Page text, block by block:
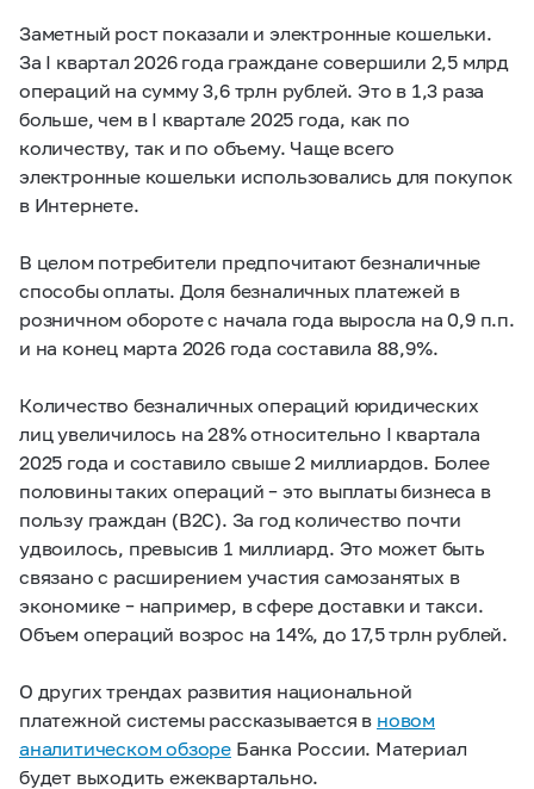
Заметный рост показали и электронные кошельки.
За I квартал 2026 года граждане совершили 2,5 млрд
операций на сумму 3,6 трлн рублей. Это в 1,3 раза
больше, чем в I квартале 2025 года, как по
количеству, так и по объему. Чаще всего
электронные кошельки использовались для покупок
в Интернете.
В целом потребители предпочитают безналичные
способы оплаты. Доля безналичных платежей в
розничном обороте с начала года выросла на 0,9 п.п.
и на конец марта 2026 года составила 88,9%.
Количество безналичных операций юридических
лиц увеличилось на 28% относительно I квартала
2025 года и составило свыше 2 миллиардов. Более
половины таких операций – это выплаты бизнеса в
пользу граждан (B2C). За год количество почти
удвоилось, превысив 1 миллиард. Это может быть
связано с расширением участия самозанятых в
экономике – например, в сфере доставки и такси.
Объем операций возрос на 14%, до 17,5 трлн рублей.
О других трендах развития национальной
платежной системы рассказывается в новом
аналитическом обзоре Банка России. Материал
будет выходить ежеквартально.